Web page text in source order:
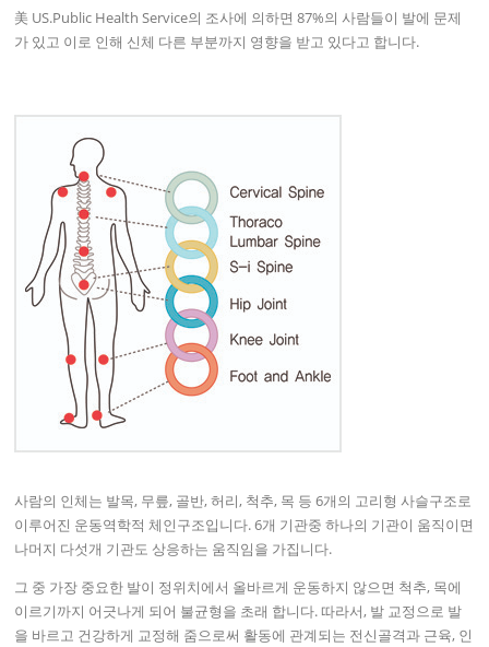
美 US.Public Health Service의 조사에 의하면 87%의 사람들이 발에 문제
가 있고 이로 인해 신체 다른 부분까지 영향을 받고 있다고 합니다.
사람의 인체는 발목, 무릎, 골반, 허리, 척추, 목 등 6개의 고리형 사슬구조로
이루어진 운동역학적 체인구조입니다. 6개 기관중 하나의 기관이 움직이면
나머지 다섯개 기관도 상응하는 움직임을 가집니다.
그 중 가장 중요한 발이 정위치에서 올바르게 운동하지 않으면 척추, 목에
이르기까지 어긋나게 되어 불균형을 초래 합니다. 따라서, 발 교정으로 발
을 바르고 건강하게 교정해 줌으로써 활동에 관계되는 전신골격과 근육, 인